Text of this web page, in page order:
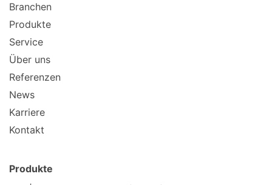
Branchen
Produkte
Service
Über uns
Referenzen
News
Karriere
Kontakt
Produkte